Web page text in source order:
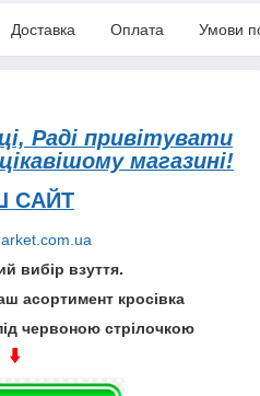
Доставка Оплата Умови
Раді привітувати
магазині!
САЙТ
вибір взуття.
асортимент кросівка
червоною стрілочкою